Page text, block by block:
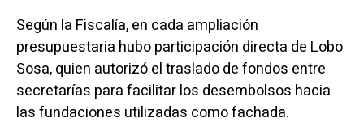
Según la Fiscalía, en cada ampliación
presupuestaria hubo participación directa de Lobo
Sosa, quien autorizó el traslado de fondos entre
secretarías para facilitar los desembolsos hacia
las fundaciones utilizadas como fachada.